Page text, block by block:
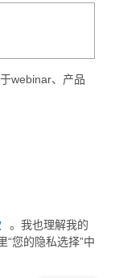
webinar、产品
。我也理解我的
“您的隐私选择”中